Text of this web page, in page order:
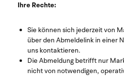
Ihre Rechte:
Sie können sich jederzeit von
über den Abmeldelink in einer
uns kontaktieren.
Die Abmeldung betrifft nur
nicht von notwendigen,